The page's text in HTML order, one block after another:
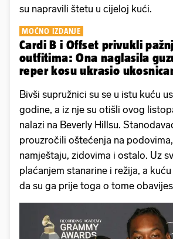
su napravili štetu u cijeloj kući.
MOĆNO IZDANJE
Cardi B i Offset privukli
outfitima: Ona naglasila
reper kosu ukrasio
Bivši supružnici su se u istu kuću
godine, a iz nje su otišli ovog
nalazi na Beverly Hillsu.
prouzročili oštećenja na
namještaju, zidovima i ostalo. Uz
plaćanjem stanarine i režija, a
da su ga prije toga o tome